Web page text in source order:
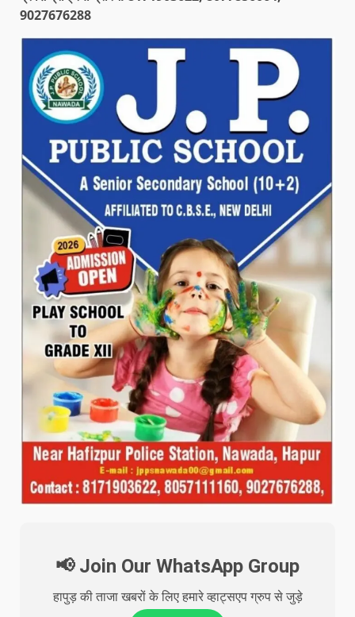
9027676288
📢 Join Our WhatsApp Group
हापुड़ की ताजा खबरों के लिए हमारे व्हाट्सएप ग्रुप से जुड़े